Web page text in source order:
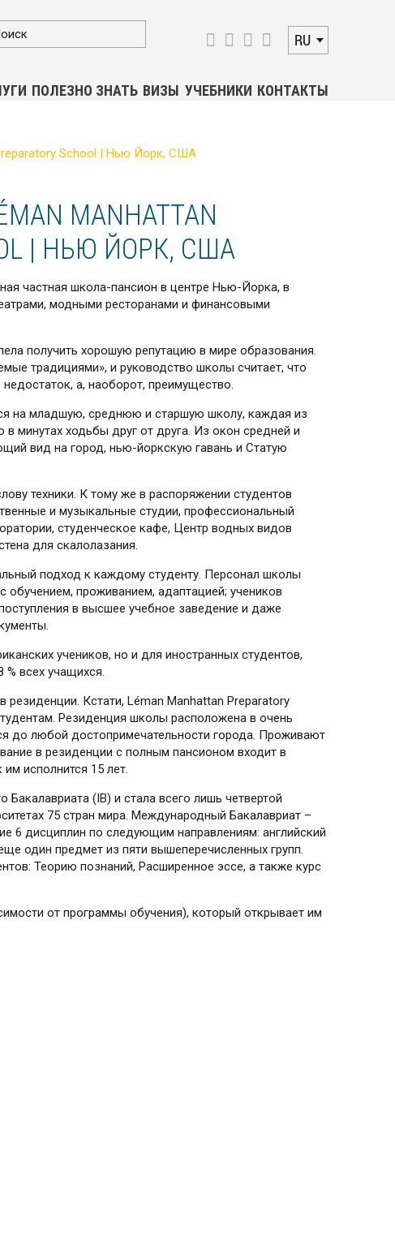
RU
ПОЛЕЗНО ЗНАТЬ ВИЗЫ УЧЕБНИКИ КОНТАКТЫ
School | Нью Йорк, США
MANHATTAN
| НЬЮ ЙОРК, США
частная школа-пансион в центре Нью-Йорка, в
модными ресторанами и финансовыми
получить хорошую репутацию в мире обра­зования.
традициями», и руководство шко­лы считает, что
а, наоборот, преимущество.
на младшую, среднюю и старшую школу, каждая из
минутах ходьбы друг от друга. Из окон средней и
вид на город, нью-йоркскую гавань и Статую
техники. К тому же в распоряжении студентов
и музыкальные студии, профессиональный
студенческое кафе, Центр водных видов
для скалолазания.
подход к каждому студенту. Персонал школы
проживанием, адаптацией; учеников
в высшее учебное заведение и даже
учеников, но и для иностранных студентов,
% всех учащихся.
Кстати, Léman Manhattan Preparatory
Резиденция школы расположена в очень
до любой достопримечательности города. Проживают
в резиденции с полным пансионом входит в
исполнится 15 лет.
(ІВ) и стала всего лишь четвертой
75 стран мира. Международный Бакалавриат –
6 дисциплин по следующим нап­рав­лени­ям: английский
один предмет из пяти вышеперечисленных групп.
Теорию познаний, Расширенное эссе, а также курс
от программы обучения), который открывает им